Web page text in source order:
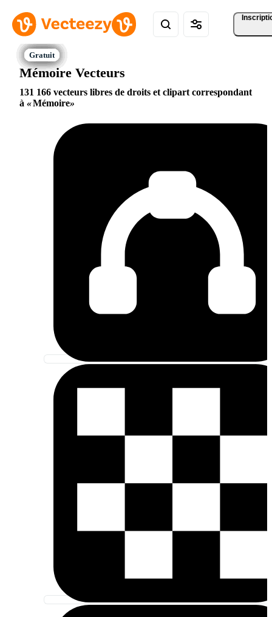
Mémoire Vecteurs
131 166 vecteurs libres de droits et clipart correspondant
à
Mémoire